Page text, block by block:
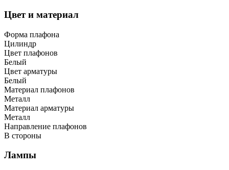
Цвет и материал
Форма плафона
Цилиндр
Цвет плафонов
Белый
Цвет арматуры
Белый
Материал плафонов
Металл
Материал арматуры
Металл
Направление плафонов
В стороны
Лампы